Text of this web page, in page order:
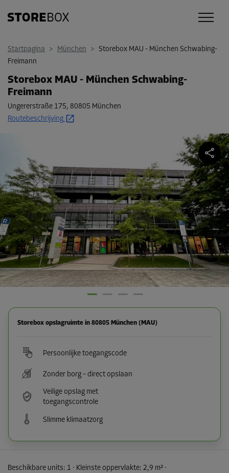
Startpagina > München > Storebox MAU - München Schwabing-
Freimann
Storebox MAU - München Schwabing-
Freimann
Ungererstraße 175, 80805 München
Routebeschrijving
Storebox opslagruimte in 80805 München (MAU)
Persoonlijke toegangscode
Zonder borg – direct opslaan
Veilige opslag met
toegangscontrole
Slimme klimaatzorg
Beschikbare units: 1 · Kleinste oppervlakte: 2,9 m² ·